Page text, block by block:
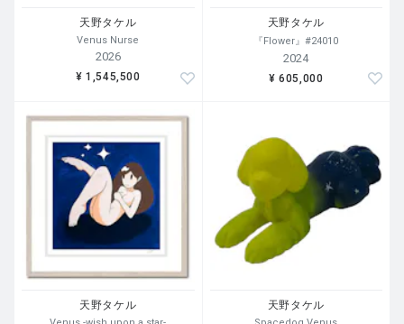
天野タケル
Venus Nurse
2026
¥ 1,545,500
天野タケル
『Flower』#24010
2024
¥ 605,000
天野タケル 天野タケル